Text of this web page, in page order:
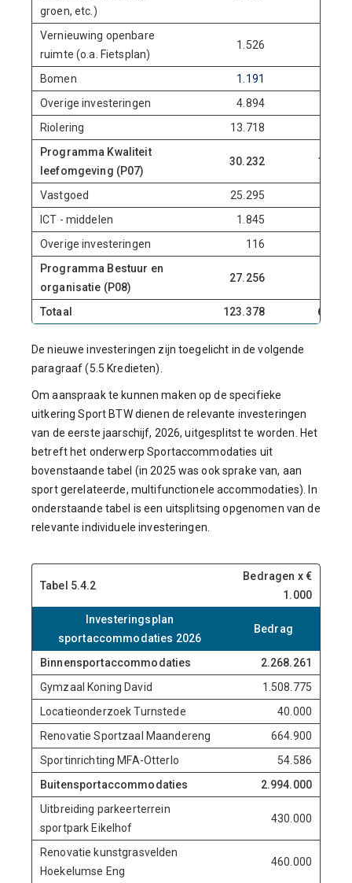
groen, etc.)
Vernieuwing openbare
ruimte (o.a. Fietsplan)
1.526
Bomen 1.191
Overige investeringen
4.894
Riolering
13.718
Programma Kwaliteit
leefomgeving (P07)
30.232 15.942
Vastgoed 25.295
ICT - middelen
1.845
Overige investeringen
116
Programma Bestuur en
organisatie (P08)
27.256
Totaal 123.378 63.555
De nieuwe investeringen zijn toegelicht in de volgende
paragraaf (5.5 Kredieten).
Om aanspraak te kunnen maken op de specifieke
uitkering Sport BTW dienen de relevante investeringen
van de eerste jaarschijf, 2026, uitgesplitst te worden. Het
betreft het onderwerp Sportaccommodaties uit
bovenstaande tabel (in 2025 was ook sprake van, aan
sport gerelateerde, multifunctionele accommodaties). In
onderstaande tabel is een uitsplitsing opgenomen van de
relevante individuele investeringen.
Tabel 5.4.2
Bedragen x €
1.000
Investeringsplan
sportaccommodaties 2026
Bedrag
Binnensportaccommodaties
2.268.261
Gymzaal Koning David
1.508.775
Locatieonderzoek Turnstede
40.000
Renovatie Sportzaal Maandereng
664.900
Sportinrichting MFA-Otterlo
54.586
Buitensportaccommodaties
2.994.000
Uitbreiding parkeerterrein
sportpark Eikelhof
430.000
Renovatie kunstgrasvelden
Hoekelumse Eng
460.000